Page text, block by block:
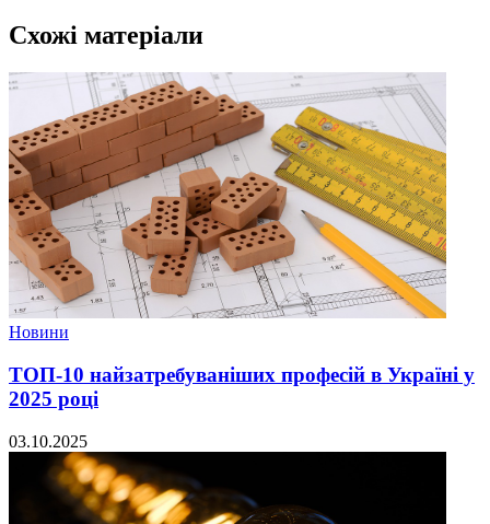
Схожі матеріали
Новини
ТОП-10 найзатребуваніших професій в Україні у
2025 році
03.10.2025